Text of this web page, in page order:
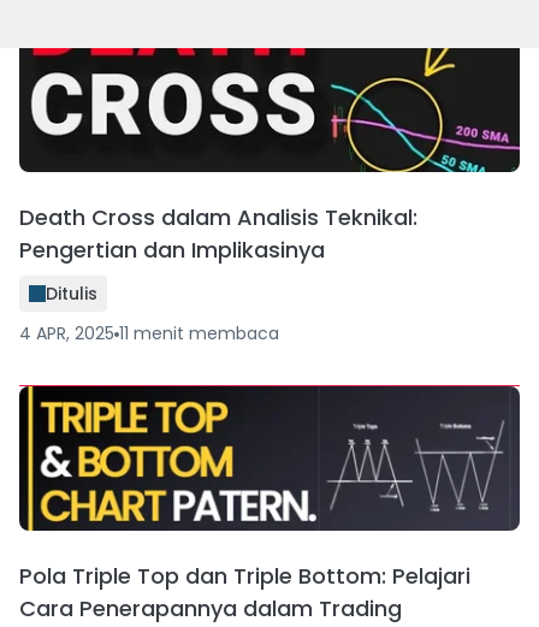
Death Cross dalam Analisis Teknikal:
Pengertian dan Implikasinya
Ditulis
4 APR, 2025 11 menit membaca
Pola Triple Top dan Triple Bottom: Pelajari
Cara Penerapannya dalam Trading